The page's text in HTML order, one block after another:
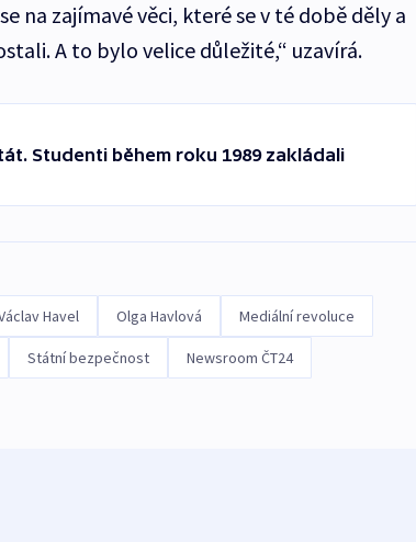
na zajímavé věci, které se v té době děly a
A to bylo velice důležité,“ uzavírá.
Studenti během roku 1989 zakládali
Havel Olga Havlová Mediální revoluce
Státní bezpečnost Newsroom ČT24